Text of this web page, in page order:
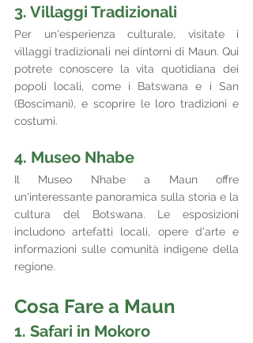
3. Villaggi Tradizionali
Per un'esperienza culturale, visitate i
villaggi tradizionali nei dintorni di Maun. Qui
potrete conoscere la vita quotidiana dei
popoli locali, come i Batswana e i San
(Boscimani), e scoprire le loro tradizioni e
costumi.
4. Museo Nhabe
Il Museo Nhabe a Maun offre
un'interessante panoramica sulla storia e la
cultura del Botswana. Le esposizioni
includono artefatti locali, opere d'arte e
informazioni sulle comunità indigene della
regione.
Cosa Fare a Maun
1. Safari in Mokoro